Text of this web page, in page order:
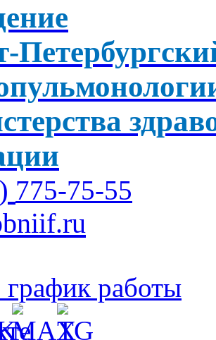
775-75-55
работы